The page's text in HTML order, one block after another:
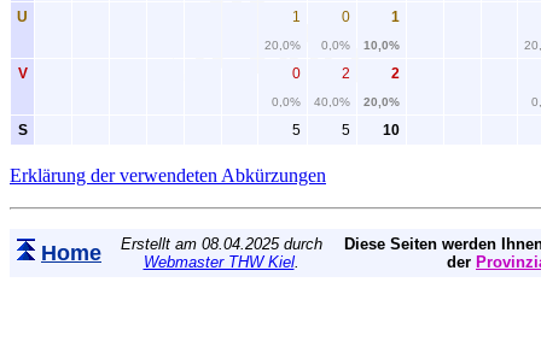
U 1
20,0%
0
0,0%
1
10,0%
V 0
0,0%
2
40,0%
2
20,0%
S 5 5 10
Erklärung der verwendeten Abkürzungen
Home
Erstellt am 08.04.2025 durch
Webmaster THW Kiel.
Diese Seiten werden
der